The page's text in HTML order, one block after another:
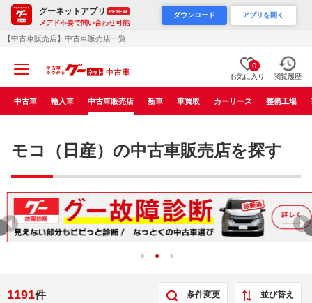
グーネットアプリ RENEW
メアド不要で問い合わせ可能
ダウンロード アプリを開く
【中古車販売店】中古車販売店一覧
0
お気に入り 閲覧履歴
中古車 輸入車 中古車販売店 新車 車買取 カーリース 整備工場
モコ（日産）の中古車販売店を探す
1191件 条件変更 並び替え